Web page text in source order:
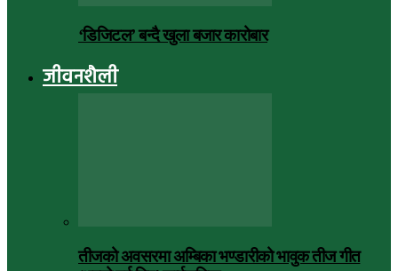
‘डिजिटल’ बन्दै खुला बजार कारोबार
जीवनशैली
तीजको अवसरमा अम्बिका भण्डारीको भावुक तीज गीत